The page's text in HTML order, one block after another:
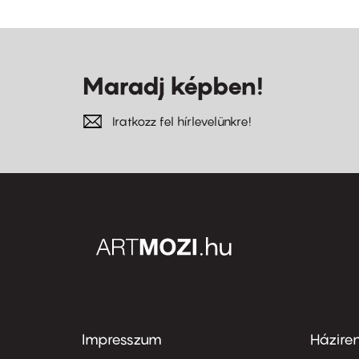
Maradj képben!
Iratkozz fel hírlevelünkre!
Footer
Impresszum